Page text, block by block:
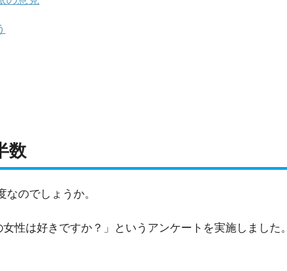
数
のでしょうか。
性は好きですか？」というアンケートを実施しました。